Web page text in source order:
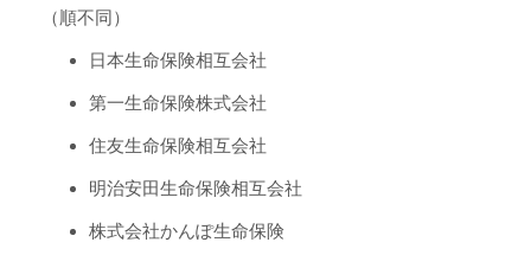
（順不同）
日本生命保険相互会社
第一生命保険株式会社
住友生命保険相互会社
明治安田生命保険相互会社
株式会社かんぽ生命保険